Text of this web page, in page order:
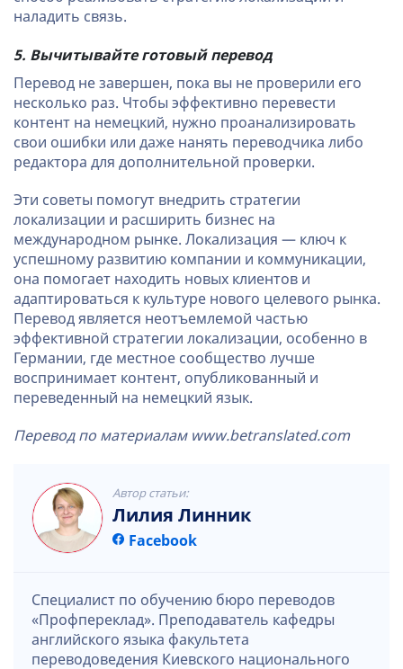
наладить связь.
5. Вычитывайте готовый перевод
Перевод не завершен, пока вы не проверили его
несколько раз. Чтобы эффективно перевести
контент на немецкий, нужно проанализировать
свои ошибки или даже нанять переводчика либо
редактора для дополнительной проверки.
Эти советы помогут внедрить стратегии
локализации и расширить бизнес на
международном рынке. Локализация — ключ к
успешному развитию компании и коммуникации,
она помогает находить новых клиентов и
адаптироваться к культуре нового целевого рынка.
Перевод является неотъемлемой частью
эффективной стратегии локализации, особенно в
Германии, где местное сообщество лучше
воспринимает контент, опубликованный и
переведенный на немецкий язык.
Перевод по материалам www.betranslated.com
Автор статьи:
Лилия Линник
Facebook
Специалист по обучению бюро переводов
«Профпереклад». Преподаватель кафедры
английского языка факультета
переводоведения Киевского национального